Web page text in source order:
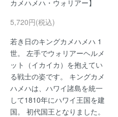
カメハメハ・ウォリアー】
5,720円(税込)
若き日のキングカメハメハ 1
世。 左手でウォリアーヘルメ
ット（イカイカ）を抱えてい
る戦士の姿です。 キングカメ
ハメハは、ハワイ諸島を統一
して1810年にハワイ王国を建
国。 初代国王となりました。